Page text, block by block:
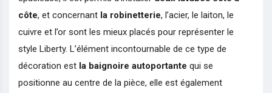
côte, et concernant la robinetterie, l’acier, le laiton, le
cuivre et l’or sont les mieux placés pour représenter le
style Liberty. L’élément incontournable de ce type de
décoration est la baignoire autoportante qui se
positionne au centre de la pièce, elle est également